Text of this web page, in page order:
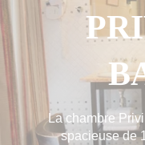
La chambre
spacieuse de